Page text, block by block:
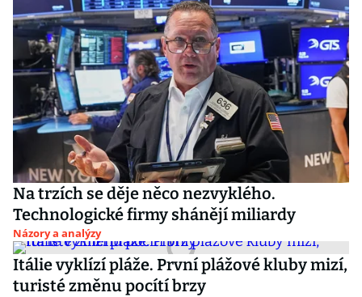
Na trzích se děje něco nezvyklého.
Technologické firmy shánějí miliardy
Názory a analýzy
Itálie vyklízí pláže. První plážové kluby mizí,
turisté změnu pocítí brzy